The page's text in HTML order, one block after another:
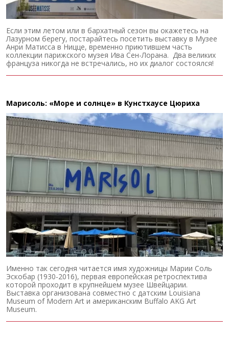
Если этим летом или в бархатный сезон вы окажетесь на
Лазурном берегу, постарайтесь посетить выставку в Музее
Анри Матисса в Ницце, временно приютившем часть
коллекции парижского музея Ива Сен-Лорана. Два великих
француза никогда не встречались, но их диалог состоялся!
Марисоль: «Море и солнце» в Кунстхаусе Цюриха
Именно так сегодня читается имя художницы Марии Соль
Эскобар (1930-2016), первая европейская ретроспектива
которой проходит в крупнейшем музее Швейцарии.
Выставка организована совместно с датским Louisiana
Museum of Modern Art и американским Buffalo AKG Art
Museum.